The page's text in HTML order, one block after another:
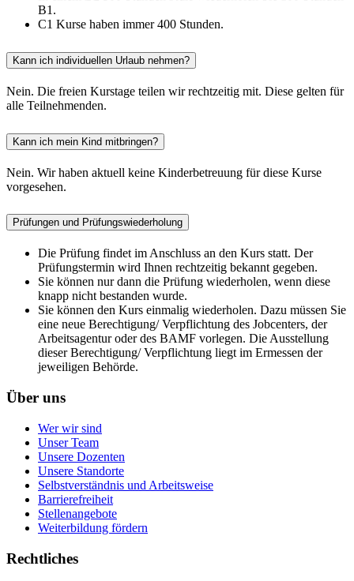
B1.
C1 Kurse haben immer 400 Stunden.
Kann ich individuellen Urlaub nehmen?
Nein. Die freien Kurstage teilen wir rechtzeitig mit. Diese gelten für
alle Teilnehmenden.
Kann ich mein Kind mitbringen?
Nein. Wir haben aktuell keine Kinderbetreuung für diese Kurse
vorgesehen.
Prüfungen und Prüfungswiederholung
Die Prüfung findet im Anschluss an den Kurs statt. Der
Prüfungstermin wird Ihnen rechtzeitig bekannt gegeben.
Sie können nur dann die Prüfung wiederholen, wenn diese
knapp nicht bestanden wurde.
Sie können den Kurs einmalig wiederholen. Dazu müssen Sie
eine neue Berechtigung/ Verpflichtung des Jobcenters, der
Arbeitsagentur oder des BAMF vorlegen. Die Ausstellung
dieser Berechtigung/ Verpflichtung liegt im Ermessen der
jeweiligen Behörde.
Über uns
Wer wir sind
Unser Team
Unsere Dozenten
Unsere Standorte
Selbstverständnis und Arbeitsweise
Barrierefreiheit
Stellenangebote
Weiterbildung fördern
Rechtliches